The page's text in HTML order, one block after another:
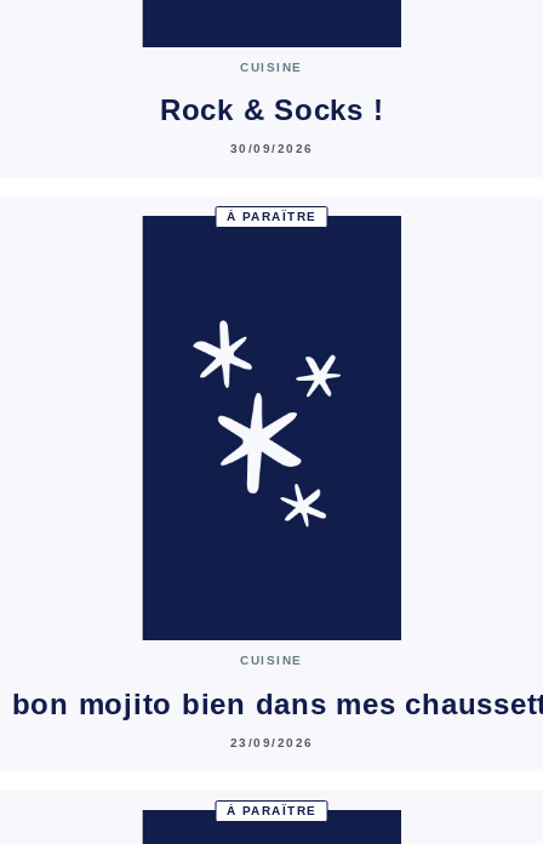
CUISINE
Rock & Socks !
30/09/2026
À PARAÎTRE
CUISINE
bon mojito bien dans mes
23/09/2026
À PARAÎTRE